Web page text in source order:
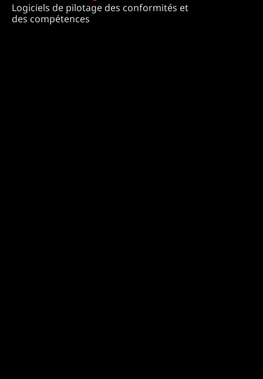
Logiciels de pilotage des conformités et
des compétences